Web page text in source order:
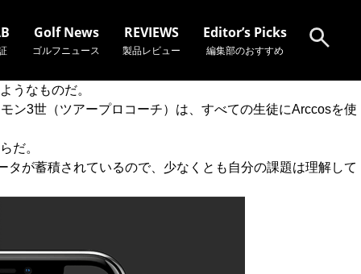
Golf News
ゴルフニュース
REVIEWS
製品レビュー
Editor’s Picks
編集部のおすすめ
うなものだ。
ン3世（ツアープロコーチ）は、すべての生徒にArccosを使
だ。
が蓄積されているので、少なくとも自分の課題は理解して
検索